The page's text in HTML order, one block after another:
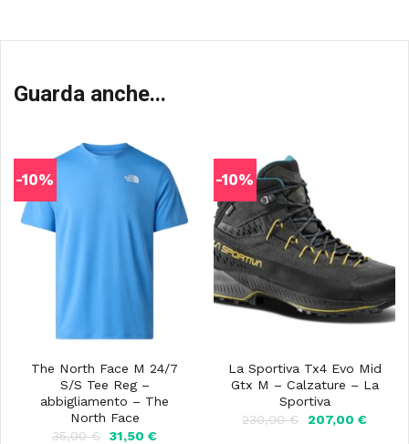
Guarda anche...
-10%
The North Face M 24/7
S/S Tee Reg –
abbigliamento – The
North Face
35,00€
Il
31,50€Il
-10%
La Sportiva Tx4 Evo Mid
Gtx M – Calzature – La
Sportiva
230,00€
Il
207,00 €Il